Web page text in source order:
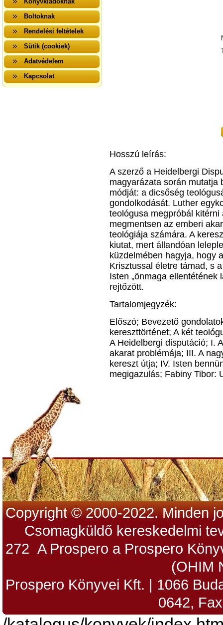
Boltoknak
Rendelési feltételek
Sütik (cookiek)
Adatvédelem
Kapcsolat
Hosszú leírás:
A szerző a Heidelbergi
magyarázata során mutatja
módját: a dicsőség
gondolkodását. Luther
teológusa megpróbál
megmentsen az emberi
teológiája számára. A
kiutat, mert állandóan
küzdelmében hagyja, hogy
Krisztussal életre támad, s
Isten „önmaga ellentétének
rejtőzött.
Tartalomjegyzék:
Előszó; Bevezető
kereszttörténet; A két
A Heidelbergi disputáció; I.
akarat problémája; III. A
kereszt útja; IV. Isten
megigazulás; Fabiny Tibor:
Copyright © 2000-2022. Minden
Csomagküldő kereskedelmi
272 A Prospero a Prospero
(OHIM
Prospero Könyvei Kft. | 1066
0642,